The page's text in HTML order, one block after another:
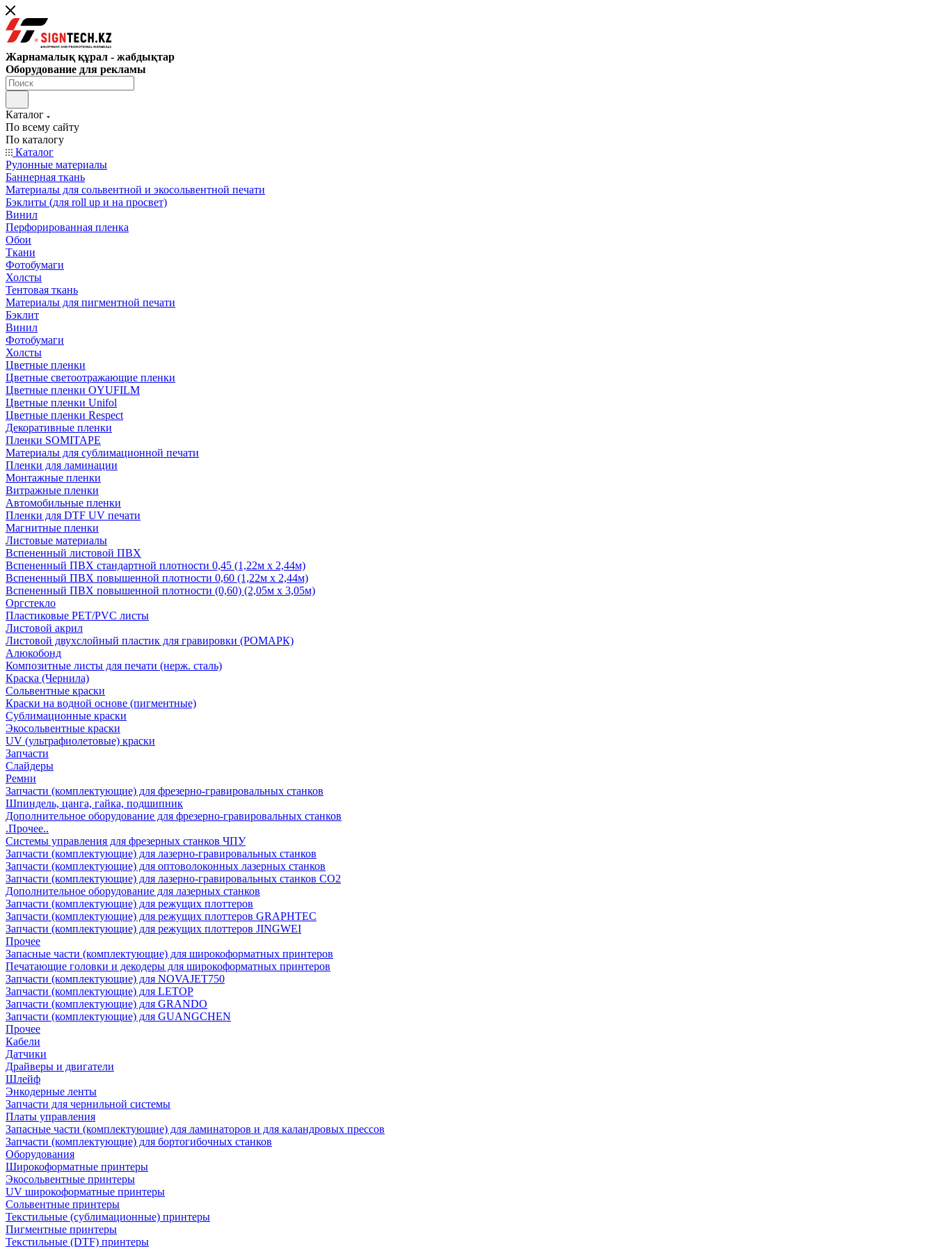
Жарнамалық құрал - жабдықтар
Оборудование для рекламы
Каталог
По всему сайту
По каталогу
Каталог
Рулонные материалы
Баннерная ткань
Материалы для сольвентной и экосольвентной печати
Бэклиты (для roll up и на просвет)
Винил
Перфорированная пленка
Обои
Ткани
Фотобумаги
Холсты
Тентовая ткань
Материалы для пигментной печати
Бэклит
Винил
Фотобумаги
Холсты
Цветные пленки
Цветные светоотражающие пленки
Цветные пленки OYUFILM
Цветные пленки Unifol
Цветные пленки Respect
Декоративные пленки
Пленки SOMITAPE
Материалы для сублимационной печати
Пленки для ламинации
Монтажные пленки
Витражные пленки
Автомобильные пленки
Пленки для DTF UV печати
Магнитные пленки
Листовые материалы
Вспененный листовой ПВХ
Вспененный ПВХ стандартной плотности 0,45 (1,22м х 2,44м)
Вспененный ПВХ повышенной плотности 0,60 (1,22м х 2,44м)
Вспененный ПВХ повышенной плотности (0,60) (2,05м х 3,05м)
Оргстекло
Пластиковые PET/PVC листы
Листовой акрил
Листовой двухслойный пластик для гравировки (РОМАРК)
Алюкобонд
Композитные листы для печати (нерж. сталь)
Краска (Чернила)
Сольвентные краски
Краски на водной основе (пигментные)
Сублимационные краски
Экосольвентные краски
UV (ультрафиолетовые) краски
Запчасти
Слайдеры
Ремни
Запчасти (комплектующие) для фрезерно-гравировальных станков
Шпиндель, цанга, гайка, подшипник
Дополнительное оборудование для фрезерно-гравировальных станков
.Прочее..
Системы управления для фрезерных станков ЧПУ
Запчасти (комплектующие) для лазерно-гравировальных станков
Запчасти (комплектующие) для оптоволоконных лазерных станков
Запчасти (комплектующие) для лазерно-гравировальных станков CO2
Дополнительное оборудование для лазерных станков
Запчасти (комплектующие) для режущих плоттеров
Запчасти (комплектующие) для режущих плоттеров GRAPHTEC
Запчасти (комплектующие) для режущих плоттеров JINGWEI
Прочее
Запасные части (комплектующие) для широкоформатных принтеров
Печатающие головки и декодеры для широкоформатных принтеров
Запчасти (комплектующие) для NOVAJET750
Запчасти (комплектующие) для LETOP
Запчасти (комплектующие) для GRANDO
Запчасти (комплектующие) для GUANGCHEN
Прочее
Кабели
Датчики
Драйверы и двигатели
Шлейф
Энкодерные ленты
Запчасти для чернильной системы
Платы управления
Запасные части (комплектующие) для ламинаторов и для каландровых прессов
Запчасти (комплектующие) для бортогибочных станков
Оборудования
Широкоформатные принтеры
Экосольвентные принтеры
UV широкоформатные принтеры
Сольвентные принтеры
Текстильные (сублимационные) принтеры
Пигментные принтеры
Текстильные (DTF) принтеры